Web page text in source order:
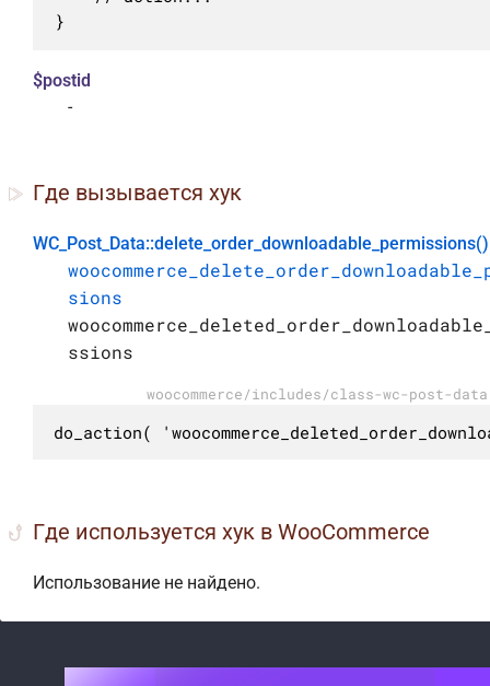
}
$postid
-
Где вызывается хук
WC_Post_Data::delete_order_downloadable_permissions()
sions
ssions
woocommerce/includes/class-wc-post-
do_action(
Где используется хук в WooCommerce
Использование не найдено.